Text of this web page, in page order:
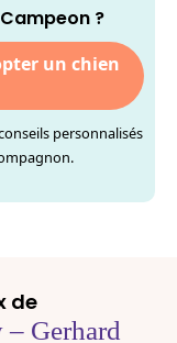
?
un chien
personnalisés
de
Gerhard